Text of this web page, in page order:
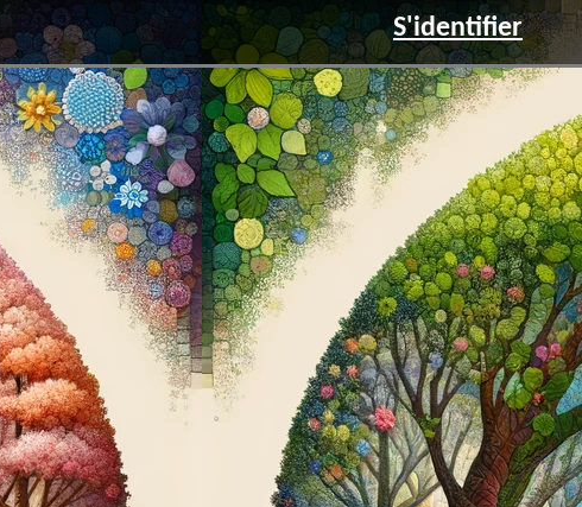
S'identifier